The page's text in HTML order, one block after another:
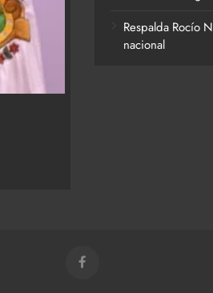
Respalda Rocío
nacional